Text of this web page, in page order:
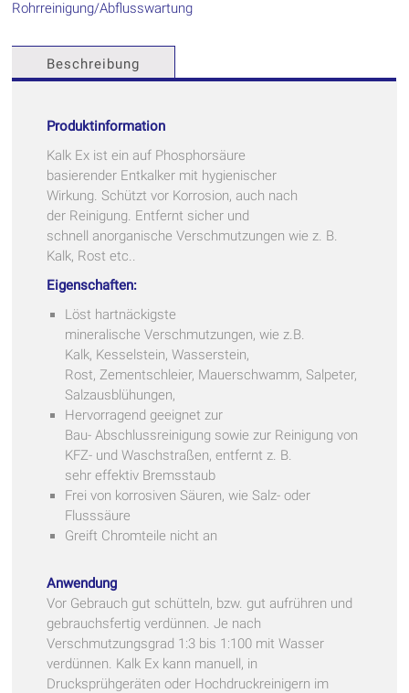
Rohrreinigung/Abflusswartung
Beschreibung
Produktinformation
Kalk Ex ist ein auf Phosphorsäure
basierender Entkalker mit hygienischer
Wirkung. Schützt vor Korrosion, auch nach
der Reinigung. Entfernt sicher und
schnell anorganische Verschmutzungen wie z. B.
Kalk, Rost etc..
Eigenschaften:
Löst hartnäckigste
mineralische Verschmutzungen, wie z.B.
Kalk, Kesselstein, Wasserstein,
Rost, Zementschleier, Mauerschwamm, Salpeter,
Salzausblühungen,
Hervorragend geeignet zur
Bau- Abschlussreinigung sowie zur Reinigung von
KFZ- und Waschstraßen, entfernt z. B.
sehr effektiv Bremsstaub
Frei von korrosiven Säuren, wie Salz- oder
Flusssäure
Greift Chromteile nicht an
Anwendung
Vor Gebrauch gut schütteln, bzw. gut aufrühren und
gebrauchsfertig verdünnen. Je nach
Verschmutzungsgrad 1:3 bis 1:100 mit Wasser
verdünnen. Kalk Ex kann manuell, in
Drucksprühgeräten oder Hochdruckreinigern im